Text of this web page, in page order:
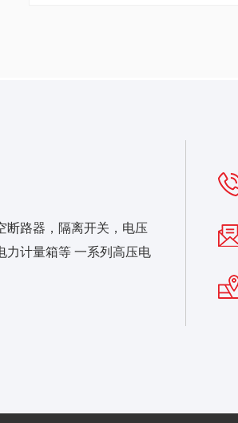
断路器，隔离开关，电压
力计量箱等 一系列高压电